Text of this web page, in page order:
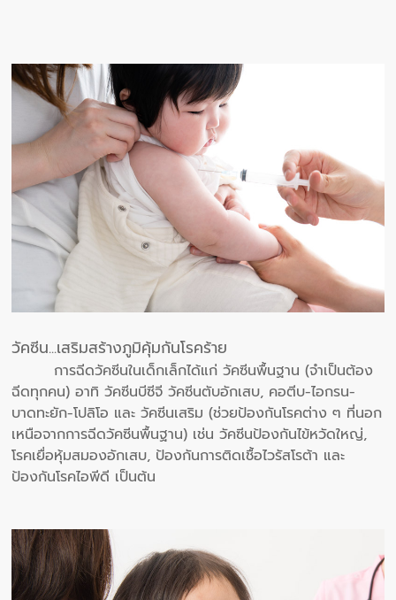
วัคซีน...เสริมสร้างภูมิคุ้มกันโรคร้าย
การฉีดวัคซีนในเด็กเล็กได้แก่ วัคซีนพื้นฐาน (จำเป็นต้อง
ฉีดทุกคน) อาทิ วัคซีนบีซีจี วัคซีนตับอักเสบ, คอตีบ-ไอกรน-
บาดทะยัก-โปลิโอ และ วัคซีนเสริม (ช่วยป้องกันโรคต่าง ๆ ที่นอก
เหนือจากการฉีดวัคซีนพื้นฐาน) เช่น วัคซีนป้องกันไข้หวัดใหญ่,
โรคเยื่อหุ้มสมองอักเสบ, ป้องกันการติดเชื้อไวรัสโรต้า และ
ป้องกันโรคไอพีดี เป็นต้น